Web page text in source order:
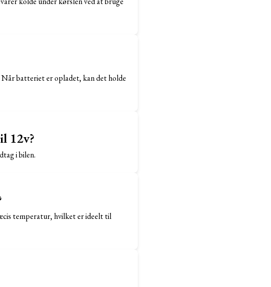
batteriet er opladet, kan det holde
12v?
i bilen.
temperatur, hvilket er ideelt til